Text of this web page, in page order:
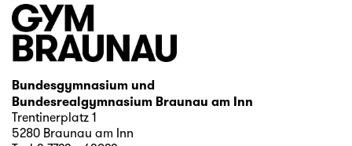
Bundesgymnasium und
Bundesrealgymnasium Braunau am Inn
Trentinerplatz 1
5280 Braunau am Inn